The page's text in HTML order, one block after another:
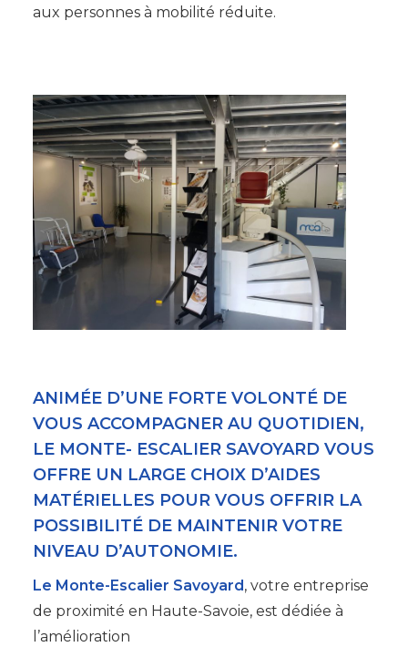
aux personnes à mobilité réduite.
ANIMÉE D’UNE FORTE VOLONTÉ DE
VOUS ACCOMPAGNER AU QUOTIDIEN,
LE MONTE- ESCALIER SAVOYARD VOUS
OFFRE UN LARGE CHOIX D’AIDES
MATÉRIELLES POUR VOUS OFFRIR LA
POSSIBILITÉ DE MAINTENIR VOTRE
NIVEAU D’AUTONOMIE.
Le Monte-Escalier Savoyard , votre entreprise
de proximité en Haute-Savoie, est dédiée à
l’amélioration